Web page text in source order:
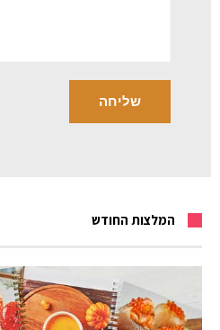
המלצות החודש